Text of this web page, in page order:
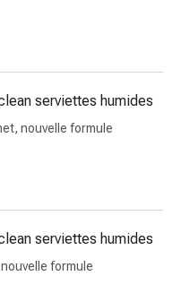
serviettes humides
nouvelle formule
serviettes humides
formule